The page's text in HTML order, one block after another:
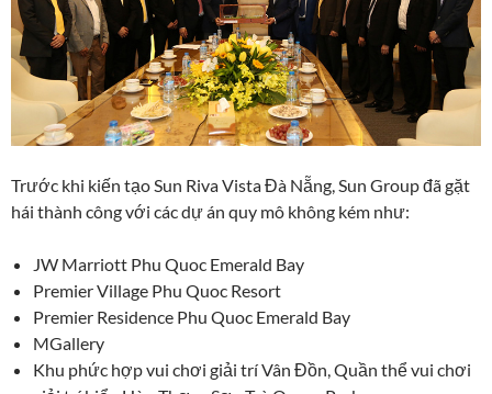
Trước khi kiến tạo Sun Riva Vista Đà Nẵng, Sun Group đã gặt
hái thành công với các dự án quy mô không kém như:
JW Marriott Phu Quoc Emerald Bay
Premier Village Phu Quoc Resort
Premier Residence Phu Quoc Emerald Bay
MGallery
Khu phức hợp vui chơi giải trí Vân Đồn, Quần thể vui chơi